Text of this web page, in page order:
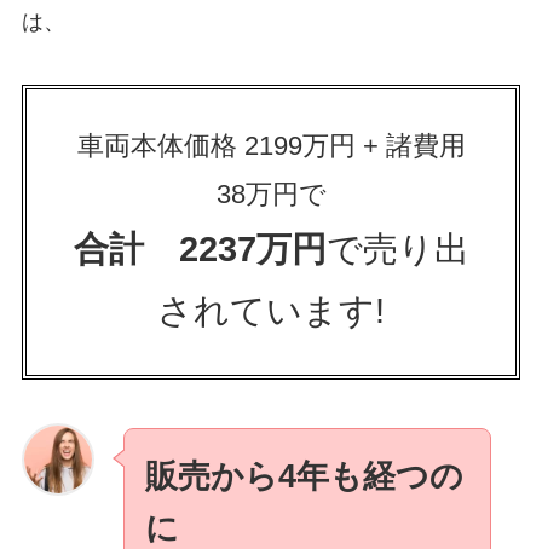
は、
車両本体価格 2199万円 + 諸費用
38万円で
合計 2237万円で売り出
されています!
販売から4年も経つの
に